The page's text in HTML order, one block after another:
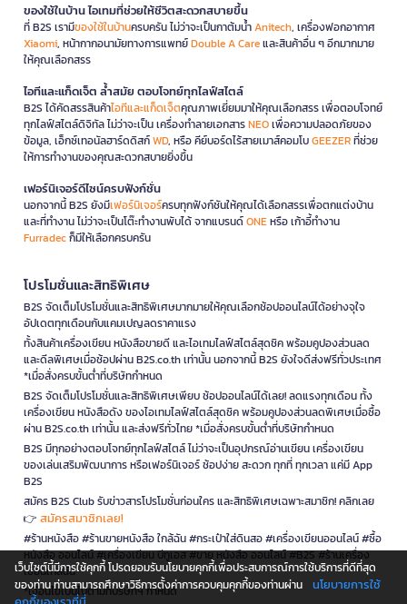
ของใช้ในบ้าน ไอเทมที่ช่วยให้ชีวิตสะดวกสบายขึ้น
ที่ B2S เรามีของใช้ในบ้านครบครัน ไม่ว่าจะเป็นกาต้มน้ำAnitech, เครื่องฟอกอากาศ
Xiaomi, หน้ากากอนามัยทางการแพทย์Double A Careและสินค้าอื่น ๆ อีกมากมาย
ให้คุณเลือกสรร
ไอทีและแก็ดเจ็ต ล้ำสมัย ตอบโจทย์ทุกไลฟ์สไตล์
B2S ได้คัดสรรสินค้าไอทีและแก็ดเจ็ตคุณภาพเยี่ยมมาให้คุณเลือกสรร เพื่อตอบโจทย์
ทุกไลฟ์สไตล์ดิจิทัล ไม่ว่าจะเป็น เครื่องทำลายเอกสารNEOเพื่อความปลอดภัยของ
ข้อมูล, เอ็กซ์เทอนัลฮาร์ดดิสก์WD, หรือ คีย์บอร์ดไร้สายเมาส์คอมโบGEEZERที่ช่วย
ให้การทำงานของคุณสะดวกสบายยิ่งขึ้น
เฟอร์นิเจอร์ดีไซน์ครบฟังก์ชั่น
นอกจากนี้ B2S ยังมีเฟอร์นิเจอร์ครบทุกฟังก์ชันให้คุณได้เลือกสรรเพื่อตกแต่งบ้าน
และที่ทำงาน ไม่ว่าจะเป็นโต๊ะทำงานพับได้ จากแบรนด์ONEหรือ เก้าอี้ทำงาน
Furradecก็มีให้เลือกครบครัน
โปรโมชั่นและสิทธิพิเศษ
B2S จัดเต็มโปรโมชั่นและสิทธิพิเศษมากมายให้คุณเลือกช้อปออนไลน์ได้อย่างจุใจ
อัปเดตทุกเดือนกับแคมเปญลดราคาแรง
ทั้งสินค้าเครื่องเขียน หนังสือขายดี และไอเทมไลฟ์สไตล์สุดชิค พร้อมคูปองส่วนลด
และดีลพิเศษเมื่อช้อปผ่าน B2S.co.th เท่านั้น นอกจากนี้ B2S ยังใจดีส่งฟรีทั่วประเทศ
*เมื่อสั่งครบขั้นต่ำที่บริษัทกำหนด
B2S จัดเต็มโปรโมชั่นและสิทธิพิเศษเพียบ ช้อปออนไลน์ได้เลย! ลดแรงทุกเดือน ทั้ง
เครื่องเขียน หนังสือดัง ของไอเทมไลฟ์สไตล์สุดชิค พร้อมคูปองส่วนลดพิเศษเมื่อซื้อ
ผ่าน B2S.co.th เท่านั้น และส่งฟรีทั่วไทย *เมื่อสั่งครบขั้นต่ำที่บริษัทกำหนด
B2S มีทุกอย่างตอบโจทย์ทุกไลฟ์สไตล์ ไม่ว่าจะเป็นอุปกรณ์อ่านเขียน เครื่องเขียน
ของเล่นเสริมพัฒนาการ หรือเฟอร์นิเจอร์ ช้อปง่าย สะดวก ทุกที่ ทุกเวลา แค่มี App
B2S
สมัคร B2S Club รับข่าวสารโปรโมชั่นก่อนใคร และสิทธิพิเศษเฉพาะสมาชิก! คลิกเลย
👉 สมัครสมาชิกเลย!
#ร้านหนังสือ #ร้านขายหนังสือ ใกล้ฉัน #กระเป๋าใส่ดินสอ #เครื่องเขียนออนไลน์ #ซื้อ
หนังสือ ออนไลน์ #เครื่องเขียน บีทูเอส #ขาย หนังสือ ออนไลน์ #B2S #ร้านเครื่อง
เขียนใกล้ฉัน
*เงื่อนไขเป็นไปตามที่บริษัทฯ กำหนด
เว็บไซต์นี้มีการใช้คุกกี้ โปรดยอมรับนโยบายคุกกี้เพื่อประสบการณ์การใช้บริการที่ดีที่สุด
ของท่าน ท่านสามารถศึกษาวิธีการตั้งค่าการควบคุมคุกกี้ของท่านผ่าน
นโยบายการใช้